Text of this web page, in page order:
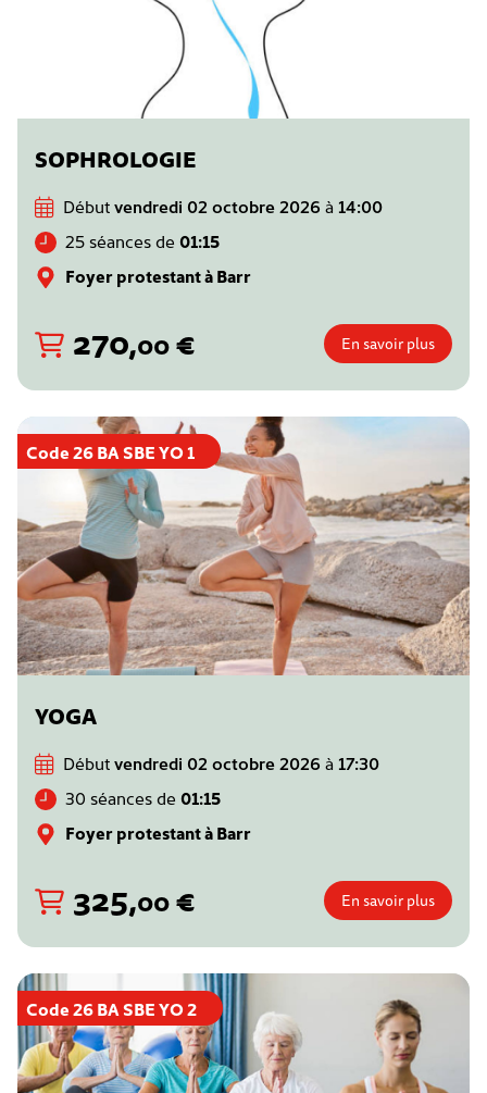
SOPHROLOGIE
Débutvendredi 02 octobre 2026 à 14:00
25 séances de 01:15
Foyer protestant à Barr
270,00€ En savoir plus
Code 26 BA SBE YO 1
YOGA
Débutvendredi 02 octobre 2026 à 17:30
30 séances de 01:15
Foyer protestant à Barr
325,00€ En savoir plus
Code 26 BA SBE YO 2